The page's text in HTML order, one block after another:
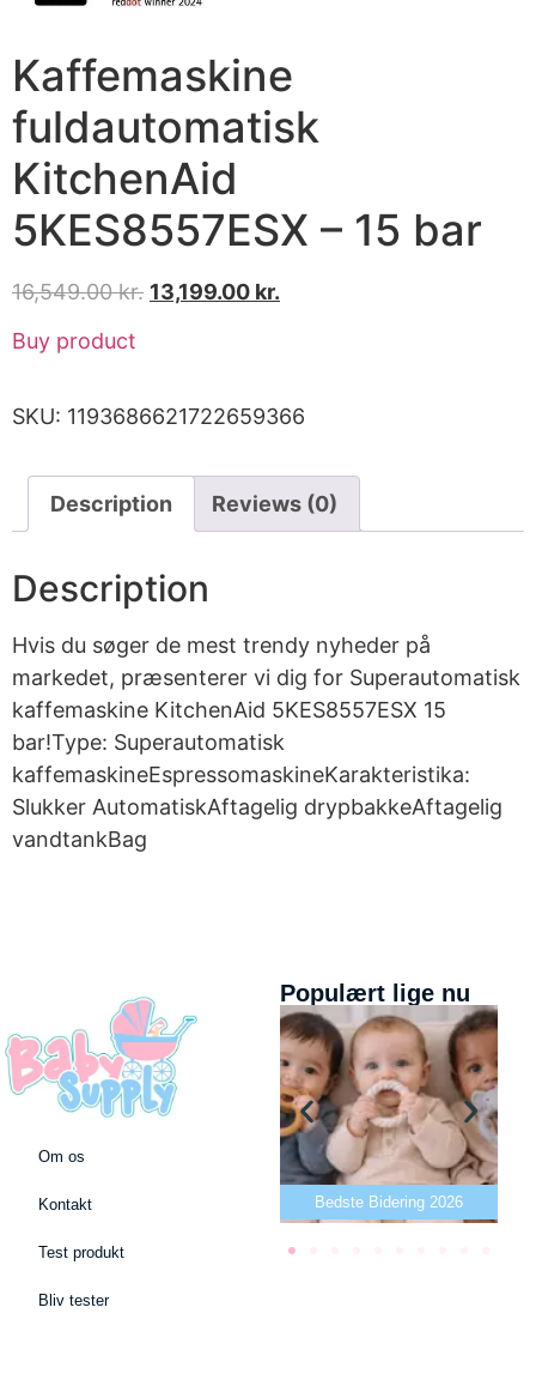
Kaffemaskine
fuldautomatisk
KitchenAid
5KES8557ESX – 15 bar
16,549.00kr. 13,199.00 kr.
Buy product
SKU: 1193686621722659366
Description Reviews (0)
Description
Hvis du søger de mest trendy nyheder på
markedet, præsenterer vi dig for Superautomatisk
kaffemaskine KitchenAid 5KES8557ESX 15
bar!Type: Superautomatisk
kaffemaskineEspressomaskineKarakteristika:
Slukker AutomatiskAftagelig drypbakkeAftagelig
vandtankBag
Om os
Kontakt
Test produkt
Bliv tester
Populært lige nu
Bedste puslepude 2026 Bedste Bidering 2026